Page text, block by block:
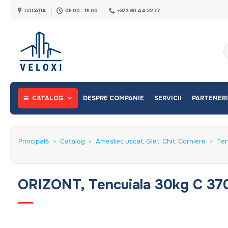
LOCAȚIA 08:00 - 18:00 +373 60 44 22 77
CATALOG DESPRE COMPANIE SERVICII PARTENERI
Principală » Catalog » Amestec uscat, Glet, Chit, Corniere »
ORIZONT, Tencuiala 30kg C